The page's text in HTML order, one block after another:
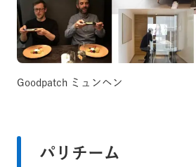
Goodpatch ミュンヘン
パリチーム